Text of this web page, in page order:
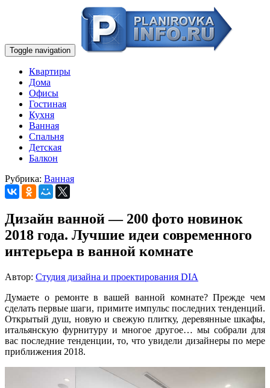
Toggle navigation
Квартиры
Дома
Офисы
Гостиная
Кухня
Ванная
Спальня
Детская
Балкон
Рубрика: Ванная
Дизайн ванной — 200 фото новинок
2018 года. Лучшие идеи современного
интерьера в ванной комнате
Автор: Студия дизайна и проектирования DIA
Думаете о ремонте в вашей ванной комнате? Прежде чем
сделать первые шаги, примите импульс последних тенденций.
Открытый душ, новую и свежую плитку, деревянные шкафы,
итальянскую фурнитуру и многое другое… мы собрали для
вас последние тенденции, то, что увидели дизайнеры по мере
приближения 2018.